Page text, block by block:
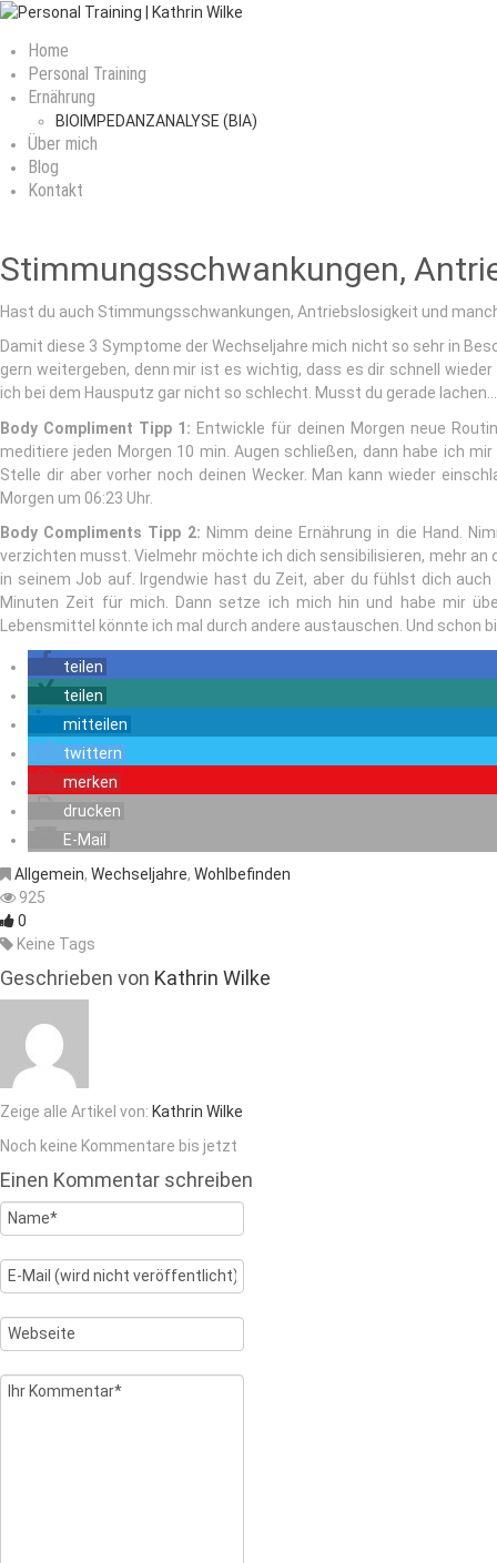
Home
Personal Training
Ernährung
BIOIMPEDANZANALYSE (BIA)
Über mich
Blog
Kontakt
Stimmungsschwankungen,
Hast du auch Stimmungsschwankungen, Antriebslosigkeit und
Damit diese 3 Symptome der Wechseljahre mich nicht so sehr in
gern weitergeben, denn mir ist es wichtig, dass es dir schnell
ich bei dem Hausputz gar nicht so schlecht. Musst du gerade
Body Compliment Tipp 1: Entwickle für deinen Morgen neue
meditiere jeden Morgen 10 min. Augen schließen, dann habe ich
Stelle dir aber vorher noch deinen Wecker. Man kann wieder
Morgen um 06:23 Uhr.
Body Compliments Tipp 2: Nimm deine Ernährung in die Hand.
verzichten musst. Vielmehr möchte ich dich sensibilisieren, mehr an
in seinem Job auf. Irgendwie hast du Zeit, aber du fühlst dich
Minuten Zeit für mich. Dann setze ich mich hin und habe mir
Lebensmittel könnte ich mal durch andere austauschen. Und
teilen
teilen
mitteilen
twittern
merken
drucken
E-Mail
Allgemein, Wechseljahre, Wohlbefinden
925
0
Keine Tags
Geschrieben von Kathrin Wilke
Zeige alle Artikel von: Kathrin Wilke
Noch keine Kommentare bis jetzt
Einen Kommentar schreiben